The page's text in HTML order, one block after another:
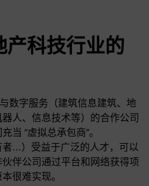
产科技行业的
数字服务（建筑信息建筑、地
人、信息技术等）的合作公司
当 “虚拟总承包商”。
...）受益于广泛的人才，可以
伴公司通过平台和网络获得项
很难实现。